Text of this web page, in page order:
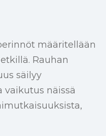
määritellään
Rauhan
säilyy
näissä